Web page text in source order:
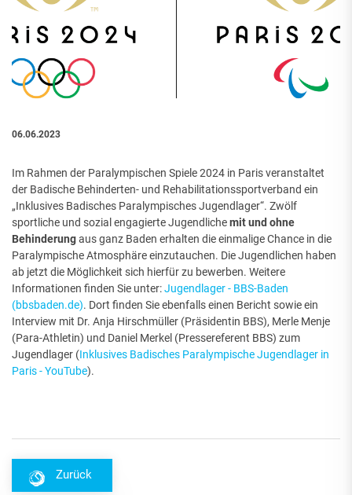
06.06.2023
Im Rahmen der Paralympischen Spiele 2024 in Paris veranstaltet
der Badische Behinderten- und Rehabilitationssportverband ein
„Inklusives Badisches Paralympisches Jugendlager“. Zwölf
sportliche und sozial engagierte Jugendlichemit und ohne
Behinderungaus ganz Baden erhalten die einmalige Chance in die
Paralympische Atmosphäre einzutauchen. Die Jugendlichen haben
ab jetzt die Möglichkeit sich hierfür zu bewerben. Weitere
Informationen finden Sie unter:Jugendlager - BBS-Baden
(bbsbaden.de). Dort finden Sie ebenfalls einen Bericht sowie ein
Interview mit Dr. Anja Hirschmüller (Präsidentin BBS), Merle Menje
(Para-Athletin) und Daniel Merkel (Pressereferent BBS) zum
Jugendlager (Inklusives Badisches Paralympische Jugendlager in
Paris - YouTube).
Zurück